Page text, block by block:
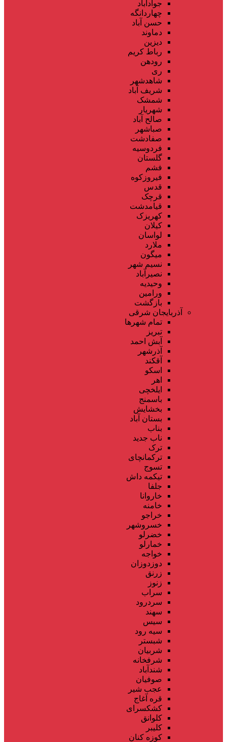
جوادآباد
چهاردانگه
حسن آباد
دماوند
دیزین
رباط کریم
رودهن
ری
شاهدشهر
شریف آباد
شمشک
شهریار
صالح آباد
صباشهر
صفادشت
فردوسیه
گلستان
فشم
فیروزکوه
قدس
قرچک
قیامدشت
کهریزک
کیلان
لواسان
ملارد
میگون
نسیم شهر
نصیرآباد
وحیدیه
ورامین
بازگشت
آذربایجان شرقی
تمام شهر‌ها
تبریز
آبش احمد
آذرشهر
آقکند
اسکو
اهر
ایلخچی
باسمنج
بخشایش
بستان آباد
بناب
ناب جدید
ترک
ترکمانچای
تسوج
تیکمه داش
جلفا
خاروانا
خامنه
خراجو
خسروشهر
خضرلو
خمارلو
خواجه
دوزدوزان
زرنق
زنوز
سراب
سردرود
سهند
سیس
سیه رود
شبستر
شربیان
شرفخانه
شندآباد
صوفیان
عجب شیر
قره آغاج
کشکسرای
کلوانق
کلیبر
کوزه کنان